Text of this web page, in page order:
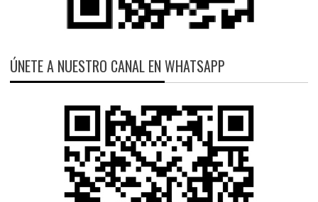
ÚNETE A NUESTRO CANAL EN WHATSAPP